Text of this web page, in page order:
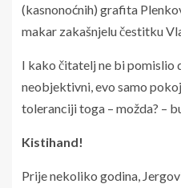
(kasnonoćnih) grafita
makar zakašnjelu čestitku
I kako čitatelj ne bi pomislio
neobjektivni, evo samo
toleranciji toga – možda? –
Kistihand!
Prije nekoliko godina,